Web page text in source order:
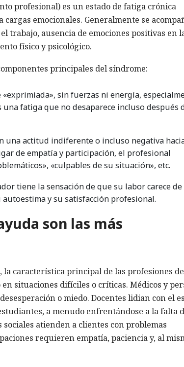
profesional) es un estado de fatiga crónica
emocionales. Generalmente se
trabajo, ausencia de emociones positivas en
físico y psicológico.
principales del síndrome:
«exprimiada», sin fuerzas ni energía,
fatiga que no desaparece incluso después
una actitud indiferente o incluso negativa
de empatía y participación, el profesional
«culpables de su situación», etc.
tiene la sensación de que su labor carece de
y su satisfacción profesional.
son las más
la característica principal de las profesiones de
situaciones difíciles o críticas. Médicos y
o miedo. Docentes lidian con el
a menudo enfrentándose a la falta
atienden a clientes con problemas
requieren empatía, paciencia y, al